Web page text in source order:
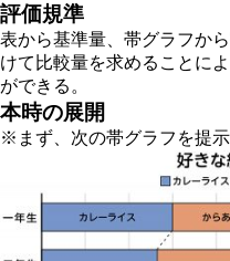
評価規準
表から基準量、帯グラフか
けて比較量を求めることに
ができる。
本時の展開
※まず、次の帯グラフを提示